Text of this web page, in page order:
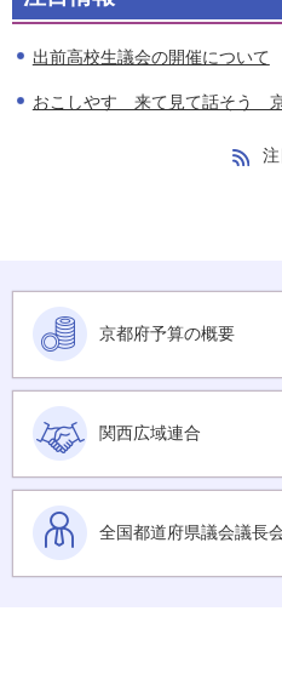
出前高校生議会の開催について
おこしやす 来て見て話そう
京都府予算の概要
関西広域連合
全国都道府県議会議長